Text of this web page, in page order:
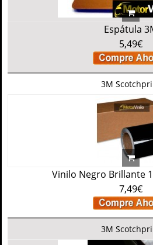
Espátula
5,49€
3M
Vinilo Negro Brillante
7,49€
3M